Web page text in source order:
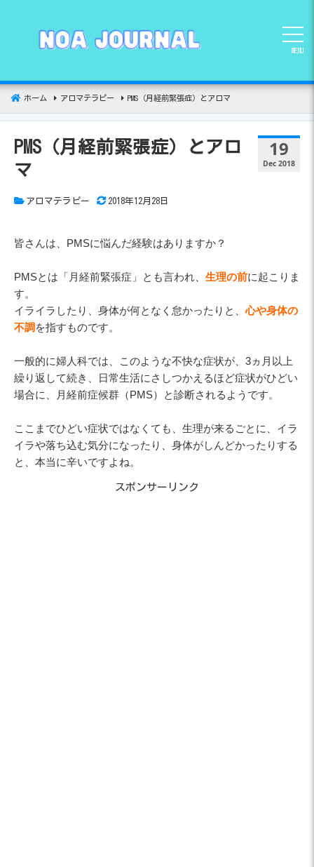
MENU
ホーム アロマテラピー PMS（月経前緊張症）とアロマ
19
Dec 2018
PMS（月経前緊張症）とアロ
マ
アロマテラピー 2018年12月28日
皆さんは、PMSに悩んだ経験はありますか？
PMSとは「月経前緊張症」とも言われ、 生理の前に起こりま
す。
イライラしたり、身体が何となく怠かったりと、心や身体の
不調 を指すものです。
一般的に婦人科では、このような不快な症状が、3ヵ月以上
繰り返して続き、日常生活にさしつかえるほど症状がひどい
場合に、月経前症候群（PMS）と診断されるようです。
ここまでひどい症状ではなくても、生理が来るごとに、イラ
イラや落ち込む気分になったり、身体がしんどかったりする
と、本当に辛いですよね。
スポンサーリンク